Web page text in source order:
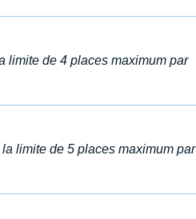
limite de 4 places maximum par
limite de 5 places maximum par